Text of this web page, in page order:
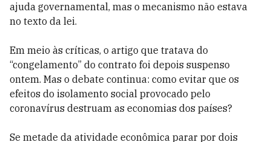
ajuda governamental, mas o mecanismo não estava
no texto da lei.
Em meio às críticas, o artigo que tratava do
“congelamento” do contrato foi depois suspenso
ontem. Mas o debate continua: como evitar que os
efeitos do isolamento social provocado pelo
coronavírus destruam as economias dos países?
Se metade da atividade econômica parar por dois